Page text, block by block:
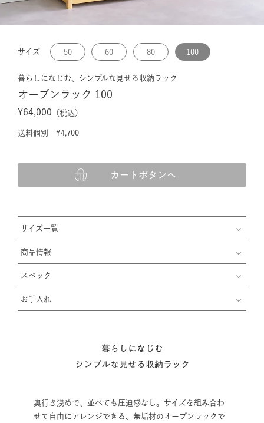
サイズ 50 60 80 100
暮らしになじむ、シンプルな見せる収納ラック
オープンラック 100
¥64,000 （税込）
送料個別 ¥4,700
カートボタンへ
サイズ一覧
商品情報
スペック
お手入れ
暮らしになじむ
シンプルな見せる収納ラック
奥行き浅めで、並べても圧迫感なし。サイズを組み合わ
せて自由にアレンジできる、無垢材のオープンラックで